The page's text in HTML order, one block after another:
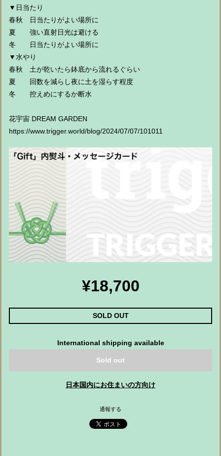
▼日当たり
春秋 日当たりがよい場所に
夏 強い直射日光は避ける
冬 日当たりがよい場所に
▼水やり
春秋 土が乾いたら鉢底から流れるぐらい
夏 回数を減らし夜に土を湿らす程度
冬 控えめにするか断水
花宇宙 DREAM GARDEN
https://www.trigger.world/blog/2024/07/07/101011
¥18,700
SOLD OUT
International shipping available
Sold out
日本国内にお住まいの方向け
通報する